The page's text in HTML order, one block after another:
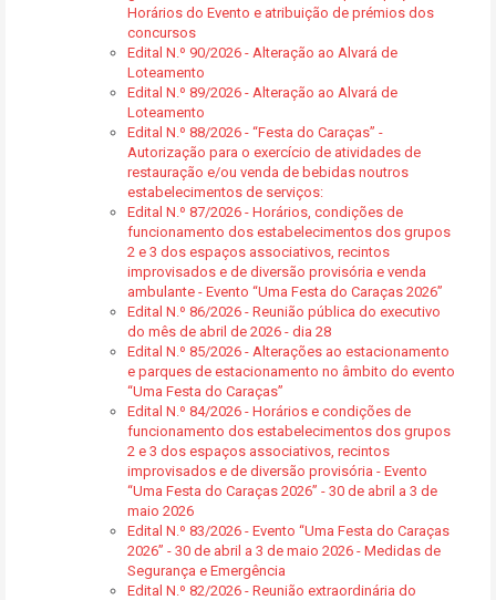
Horários do Evento e atribuição de prémios dos
concursos
Edital N.º 90/2026 - Alteração ao Alvará de
Loteamento
Edital N.º 89/2026 - Alteração ao Alvará de
Loteamento
Edital N.º 88/2026 - “Festa do Caraças” -
Autorização para o exercício de atividades de
restauração e/ou venda de bebidas noutros
estabelecimentos de serviços:
Edital N.º 87/2026 - Horários, condições de
funcionamento dos estabelecimentos dos grupos
2 e 3 dos espaços associativos, recintos
improvisados e de diversão provisória e venda
ambulante - Evento “Uma Festa do Caraças 2026”
Edital N.º 86/2026 - Reunião pública do executivo
do mês de abril de 2026 - dia 28
Edital N.º 85/2026 - Alterações ao estacionamento
e parques de estacionamento no âmbito do evento
“Uma Festa do Caraças”
Edital N.º 84/2026 - Horários e condições de
funcionamento dos estabelecimentos dos grupos
2 e 3 dos espaços associativos, recintos
improvisados e de diversão provisória - Evento
“Uma Festa do Caraças 2026” - 30 de abril a 3 de
maio 2026
Edital N.º 83/2026 - Evento “Uma Festa do Caraças
2026” - 30 de abril a 3 de maio 2026 - Medidas de
Segurança e Emergência
Edital N.º 82/2026 - Reunião extraordinária do